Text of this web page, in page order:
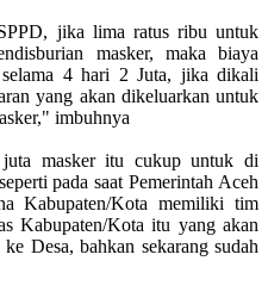
jika lima ratus ribu untuk
masker, maka biaya
4 hari 2 Juta, jika dikali
yang akan dikeluarkan untuk
imbuhnya
masker itu cukup untuk di
pada saat Pemerintah Aceh
Kabupaten/Kota memiliki tim
Kabupaten/Kota itu yang akan
Desa, bahkan sekarang sudah